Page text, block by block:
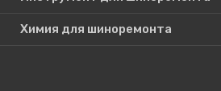
Химия для шиноремонта